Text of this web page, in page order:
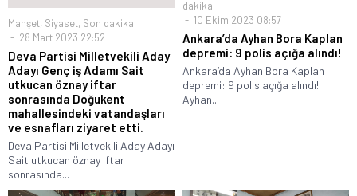
Manşet, Siyaset, Son dakika
28 Mart 2023 22:52
Deva Partisi Milletvekili Aday
Adayı Genç iş Adamı Sait
utkucan öznay iftar
sonrasında Doğukent
mahallesindeki vatandaşları
ve esnafları ziyaret etti.
Deva Partisi Milletvekili Aday Adayı
Sait utkucan öznay iftar
sonrasında...
dakika
10 Ekim 2023 08:57
Ankara’da Ayhan Bora Kaplan
depremi: 9 polis açığa alındı!
Ankara’da Ayhan Bora Kaplan
depremi: 9 polis açığa alındı!
Ayhan...